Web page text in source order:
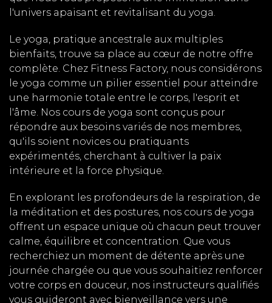
l'univers apaisant et revitalisant du yoga.
Le yoga, pratique ancestrale aux multiples
bienfaits, trouve sa place au cœur de notre offre
complète. Chez Fitness Factory, nous considérons
le yoga comme un pilier essentiel pour atteindre
une harmonie totale entre le corps, l'esprit et
l'âme. Nos cours de yoga sont conçus pour
répondre aux besoins variés de nos membres,
qu'ils soient novices ou pratiquants
expérimentés, cherchant à cultiver la paix
intérieure et la force physique.
En explorant les profondeurs de la respiration, de
la méditation et des postures, nos cours de yoga
offrent un espace unique où chacun peut trouver
calme, équilibre et concentration. Que vous
recherchiez un moment de détente après une
journée chargée ou que vous souhaitiez renforcer
votre corps en douceur, nos instructeurs qualifiés
vous guideront avec bienveillance vers une